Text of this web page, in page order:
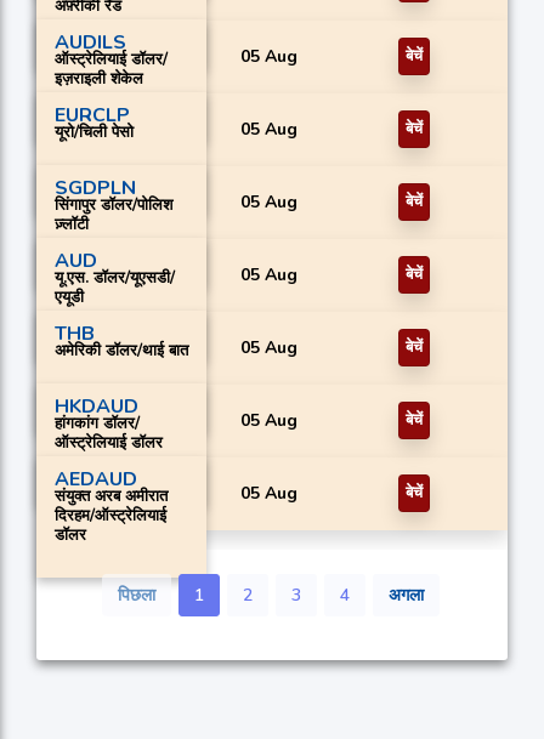
अफ़्रीकी रैंड
AUDILS
ऑस्ट्रेलियाई डॉलर/
इज़राइली शेकेल
05 Aug बेचें
EURCLP
यूरो/चिली पेसो 05 Aug बेचें
SGDPLN
सिंगापुर डॉलर/पोलिश
ज़्लॉटी
05 Aug बेचें
AUD
यू.एस. डॉलर/यूएसडी/
एयूडी
05 Aug बेचें
THB
अमेरिकी डॉलर/थाई बात 05 Aug बेचें
HKDAUD
हांगकांग डॉलर/
ऑस्ट्रेलियाई डॉलर
05 Aug बेचें
AEDAUD
संयुक्त अरब अमीरात
दिरहम/ऑस्ट्रेलियाई
डॉलर
05 Aug बेचें
पिछला 1 2 3 4 अगला